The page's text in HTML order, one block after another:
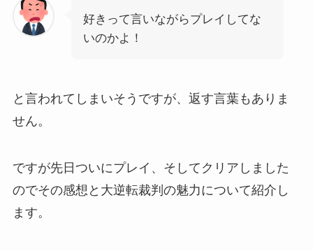
好きって言いながらプレイしてな
いのかよ！
と言われてしまいそうですが、返す言葉もありま
せん。
ですが先日ついにプレイ、そしてクリアしました
のでその感想と大逆転裁判の魅力について紹介し
ます。